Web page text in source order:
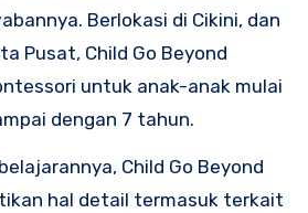
Berlokasi di Cikini, dan
Pusat, Child Go Beyond
untuk anak-anak mulai
dengan 7 tahun.
Child Go Beyond
hal detail termasuk terkait